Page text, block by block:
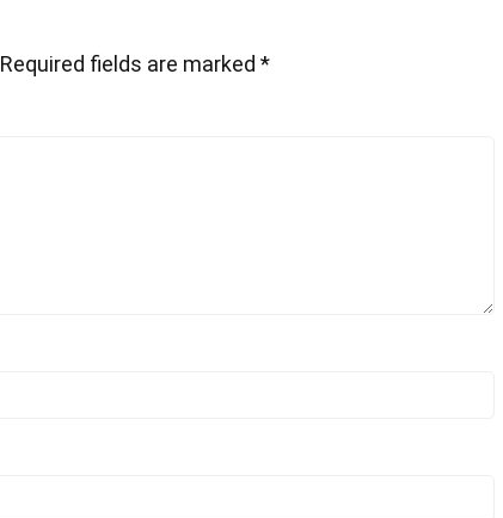
Required fields are marked *